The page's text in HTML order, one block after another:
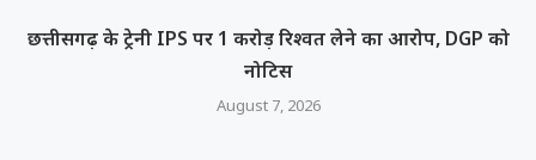
छत्तीसगढ़ के ट्रेनी IPS पर 1 करोड़ रिश्वत लेने का आरोप, DGP को
नोटिस
August 7, 2026